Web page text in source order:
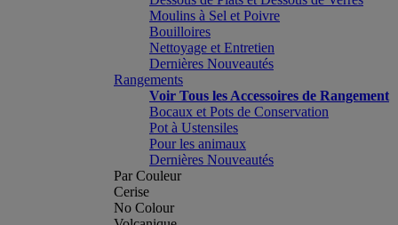
Moulins à Sel et Poivre
Bouilloires
Nettoyage et Entretien
Dernières Nouveautés
Rangements
Voir Tous les Accessoires de Rangement
Bocaux et Pots de Conservation
Pot à Ustensiles
Pour les animaux
Dernières Nouveautés
Par Couleur
Cerise
No Colour